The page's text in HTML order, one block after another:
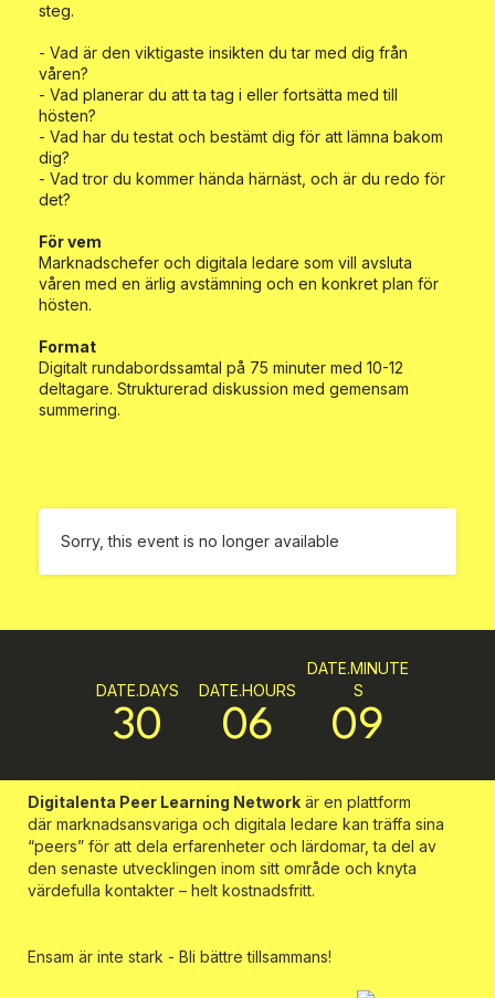
steg.
- Vad är den viktigaste insikten du tar med dig från
våren?
- Vad planerar du att ta tag i eller fortsätta med till
hösten?
- Vad har du testat och bestämt dig för att lämna bakom
dig?
- Vad tror du kommer hända härnäst, och är du redo för
det?
För vem
Marknadschefer och digitala ledare som vill avsluta
våren med en ärlig avstämning och en konkret plan för
hösten.
Format
Digitalt rundabordssamtal på 75 minuter med 10-12
deltagare. Strukturerad diskussion med gemensam
summering.
Sorry, this event is no longer available
DATE.DAYS
30
DATE.HOURS
06
DATE.MINUTE
S
09
Digitalenta Peer Learning Network är en plattform
där marknadsansvariga och digitala ledare kan träffa sina
“peers” för att dela erfarenheter och lärdomar, ta del av
den senaste utvecklingen inom sitt område och knyta
värdefulla kontakter – helt kostnadsfritt.
Ensam är inte stark - Bli bättre tillsammans!